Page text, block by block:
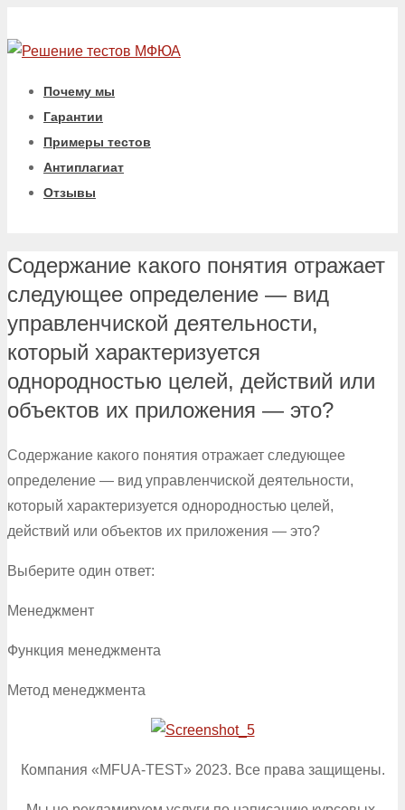
Почему мы
Гарантии
Примеры тестов
Антиплагиат
Отзывы
Содержание какого понятия отражает
следующее определение — вид
управленчиской деятельности,
который характеризуется
однородностью целей, действий или
объектов их приложения — это?
Содержание какого понятия отражает следующее
определение — вид управленчиской деятельности,
который характеризуется однородностью целей,
действий или объектов их приложения — это?
Выберите один ответ:
Менеджмент
Функция менеджмента
Метод менеджмента
Компания «MFUA-TEST» 2023. Все права защищены.